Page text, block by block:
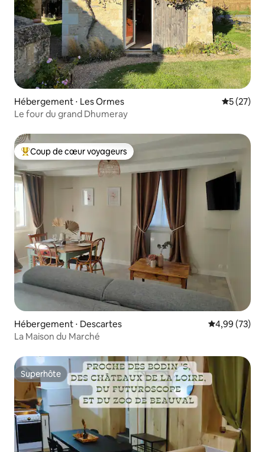
Hébergement ⋅ Les Ormes
5 (27)
Le four du grand Dhumeray
Coups de cœur voyageurs les plus appréciés
Coup de cœur voyageurs
Hébergement ⋅ Descartes Évaluation
4,99 (73)
La Maison du Marché
Superhôte
Superhôte